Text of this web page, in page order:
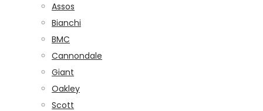
Assos
Bianchi
BMC
Cannondale
Giant
Oakley
Scott